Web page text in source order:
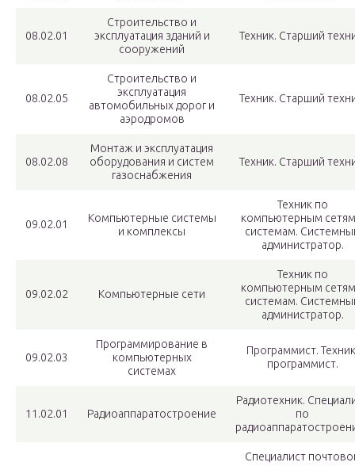
08.02.01
Строительство и
эксплуатация зданий и
сооружений
Техник. Старший
08.02.05
Строительство и
эксплуатация
автомобильных дорог и
аэродромов
Техник. Старший
08.02.08
Монтаж и эксплуатация
оборудования и систем
газоснабжения
Техник. Старший
09.02.01
Компьютерные системы
и комплексы
Техник по
компьютерным
системам.
администратор.
09.02.02 Компьютерные сети
Техник по
компьютерным
системам.
администратор.
09.02.03
Программирование в
компьютерных
системах
Программист.
программист.
11.02.01 Радиоаппаратостроение
Радиотехник.
по
Специалист